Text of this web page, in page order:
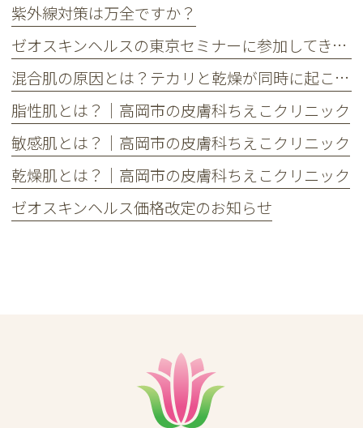
紫外線対策は万全ですか？
ゼオスキンヘルスの東京セミナーに参加してきました
混合肌の原因とは？テカリと乾燥が同時に起こる理由とケア方法
脂性肌とは？｜高岡市の皮膚科ちえこクリニック
敏感肌とは？｜高岡市の皮膚科ちえこクリニック
乾燥肌とは？｜高岡市の皮膚科ちえこクリニック
ゼオスキンヘルス価格改定のお知らせ